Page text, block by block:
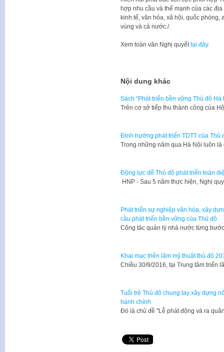
hợp nhu cầu và thế mạnh của các
kinh tế, văn hóa, xã hội, quốc
vùng và cả nước./.
Xem toàn văn Nghị quyếttại đây.
Nội dung khác
Sách “Phát triển bền vững Thủ đô Hà
​Trên cơ sở tiếp thu thành công của
Định hướng phát triển TDTT của Thủ
Trong những năm qua Hà Nội luôn
Động lực để Thủ đô phát triển toàn
HNP - Sau 5 năm thực hiện, Nghị
Phát triển sự nghiệp văn hóa, xây
cầu phát triển bền vững của Thủ đô
Công tác quản lý nhà nước từng
Khai mạc triển lãm mỹ thuật thủ đô
Chiều 30/9/2016, tại Trung tâm triển
Tuổi trẻ Thủ đô chung tay xây dựng
hành chính
Đó là chủ đề "Lễ phát động và ra